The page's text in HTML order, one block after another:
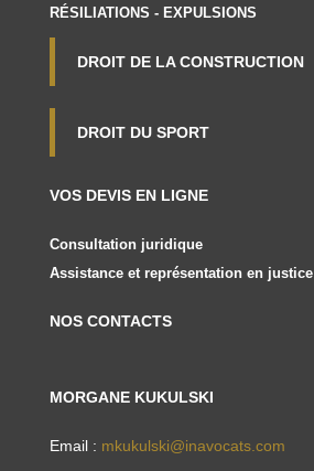
RÉSILIATIONS - EXPULSIONS
DROIT DE LA CONSTRUCTION
DROIT DU SPORT
VOS DEVIS EN LIGNE
Consultation juridique
Assistance et représentation en justice
NOS CONTACTS
MORGANE KUKULSKI
Email : mkukulski@inavocats.com